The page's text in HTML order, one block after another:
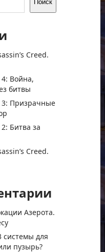
Поиск
Creed.
Война,
битвы
3: Призрачные
Битва за
Creed.
Азерота.
системы для
пузырь?